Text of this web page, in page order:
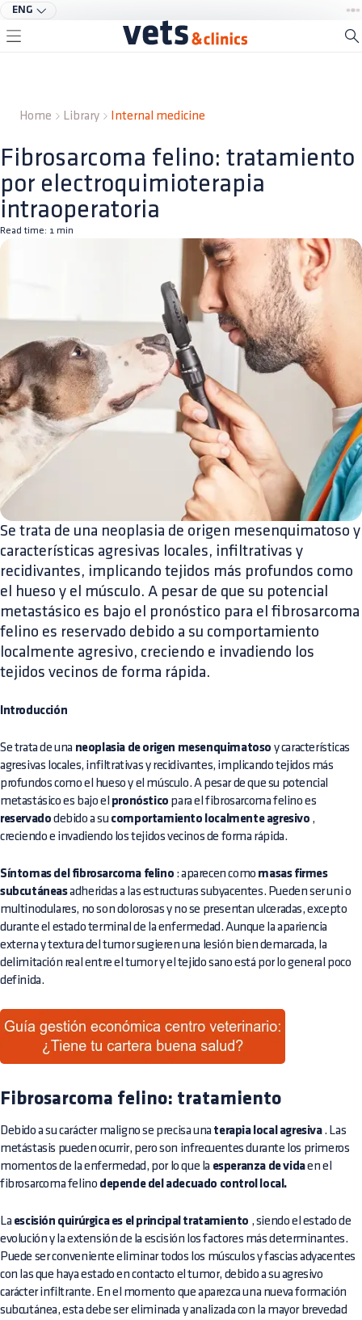
ENG
Home Library Internal medicine
Fibrosarcoma felino: tratamiento
por electroquimioterapia
intraoperatoria
Read time: 1 min
Se trata de una neoplasia de origen mesenquimatoso y
características agresivas locales, infiltrativas y
recidivantes, implicando tejidos más profundos como
el hueso y el músculo. A pesar de que su potencial
metastásico es bajo el pronóstico para el fibrosarcoma
felino es reservado debido a su comportamiento
localmente agresivo, creciendo e invadiendo los
tejidos vecinos de forma rápida.
Introducción
Se trata de una neoplasia de origen mesenquimatoso y características
agresivas locales, infiltrativas y recidivantes, implicando tejidos más
profundos como el hueso y el músculo. A pesar de que su potencial
metastásico es bajo el pronóstico para el fibrosarcoma felino es
reservado debido a su comportamiento localmente agresivo ,
creciendo e invadiendo los tejidos vecinos de forma rápida.
Síntomas del fibrosarcoma felino : aparecen como masas firmes
subcutáneasadheridas a las estructuras subyacentes. Pueden ser uni o
multinodulares, no son dolorosas y no se presentan ulceradas, excepto
durante el estado terminal de la enfermedad. Aunque la apariencia
externa y textura del tumor sugieren una lesión bien demarcada, la
delimitación real entre el tumor y el tejido sano está por lo general poco
definida.
Fibrosarcoma felino: tratamiento
Debido a su carácter maligno se precisa una terapia local agresiva. Las
metástasis pueden ocurrir, pero son infrecuentes durante los primeros
momentos de la enfermedad, por lo que la esperanza de vidaen el
fibrosarcoma felino depende del adecuado control local.
La escisión quirúrgica es el principal tratamiento , siendo el estado de
evolución y la extensión de la escisión los factores más determinantes.
Puede ser conveniente eliminar todos los músculos y fascias adyacentes
con las que haya estado en contacto el tumor, debido a su agresivo
carácter infiltrante. En el momento que aparezca una nueva formación
subcutánea, esta debe ser eliminada y analizada con la mayor brevedad